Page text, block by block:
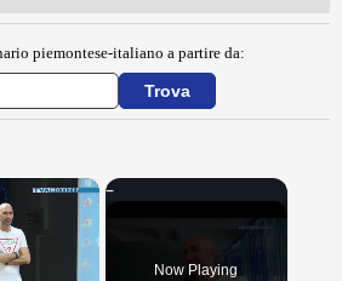
piemontese-italiano a partire da:
×
Now Playing